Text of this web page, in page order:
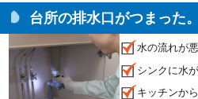
台所の排水口がつまった。
水の流れが
シンクに水
キッチンか